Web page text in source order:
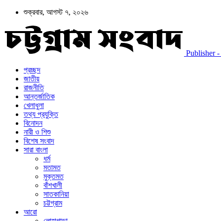
শুক্রবার, আগস্ট ৭, ২০২৬
Publisher -
প্রচ্ছদ
জাতীয়
রাজনীতি
আন্তর্জাতিক
খেলাধুলা
তথ্য প্রযুক্তি
বিনোদন
নারী ও শিশু
বিশেষ সংবাদ
সারা বাংলা
ধর্ম
মতামত
মুক্তমত
বাঁশখালী
সাতকানিয়া
চট্টগ্রাম
আরো